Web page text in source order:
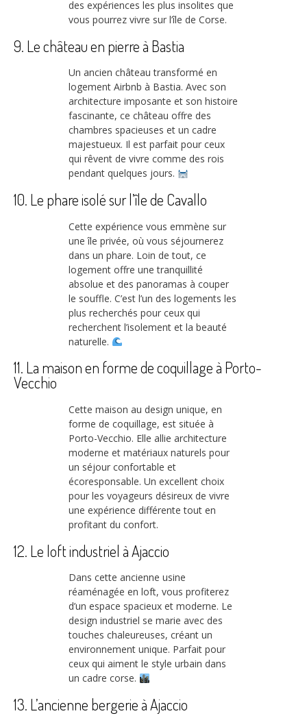
des expériences les plus insolites que
vous pourrez vivre sur l’île de Corse.
9. Le château en pierre à Bastia
Un ancien château transformé en
logement Airbnb à Bastia. Avec son
architecture imposante et son histoire
fascinante, ce château offre des
chambres spacieuses et un cadre
majestueux. Il est parfait pour ceux
qui rêvent de vivre comme des rois
pendant quelques jours.
10. Le phare isolé sur l’île de Cavallo
Cette expérience vous emmène sur
une île privée, où vous séjournerez
dans un phare. Loin de tout, ce
logement offre une tranquillité
absolue et des panoramas à couper
le souffle. C’est l’un des logements les
plus recherchés pour ceux qui
recherchent l’isolement et la beauté
naturelle.
11. La maison en forme de coquillage à Porto-
Vecchio
Cette maison au design unique, en
forme de coquillage, est située à
Porto-Vecchio. Elle allie architecture
moderne et matériaux naturels pour
un séjour confortable et
écoresponsable. Un excellent choix
pour les voyageurs désireux de vivre
une expérience différente tout en
profitant du confort.
12. Le loft industriel à Ajaccio
Dans cette ancienne usine
réaménagée en loft, vous profiterez
d’un espace spacieux et moderne. Le
design industriel se marie avec des
touches chaleureuses, créant un
environnement unique. Parfait pour
ceux qui aiment le style urbain dans
un cadre corse.
13. L’ancienne bergerie à Ajaccio